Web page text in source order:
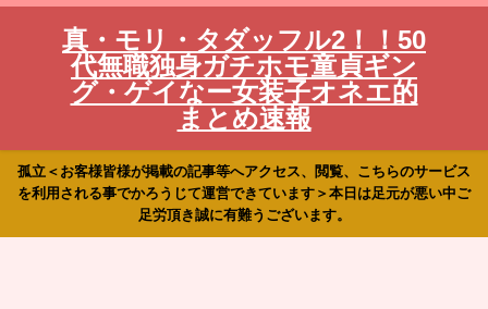
真・モリ・タダッフル2！！50
代無職独身ガチホモ童貞ギン
グ・ゲイなー女装子オネエ的
まとめ速報
孤立＜お客様皆様が掲載の記事等へアクセス、閲覧、こちらのサービス
を利用される事でかろうじて運営できています＞本日は足元が悪い中ご
足労頂き誠に有難うございます。